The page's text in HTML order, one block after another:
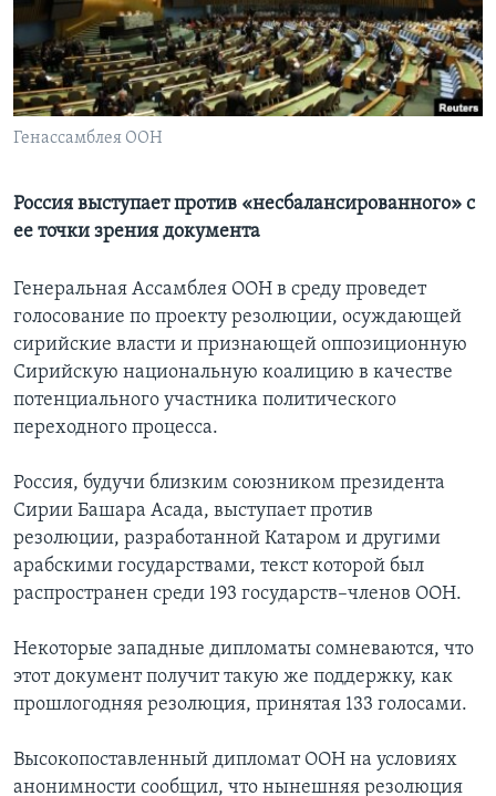
Learning English
СОЦИАЛЬНЫЕ СЕТИ
Языки
Генассамблея ООН
Россия выступает против «несбалансированного» с
ее точки зрения документа
Генеральная Ассамблея ООН в среду проведет
голосование по проекту резолюции, осуждающей
сирийские власти и признающей оппозиционную
Сирийскую национальную коалицию в качестве
потенциального участника политического
переходного процесса.
Россия, будучи близким союзником президента
Сирии Башара Асада, выступает против
резолюции, разработанной Катаром и другими
арабскими государствами, текст которой был
распространен среди 193 государств–членов ООН.
Некоторые западные дипломаты сомневаются, что
этот документ получит такую же поддержку, как
прошлогодняя резолюция, принятая 133 голосами.
Высокопоставленный дипломат ООН на условиях
анонимности сообщил, что нынешняя резолюция